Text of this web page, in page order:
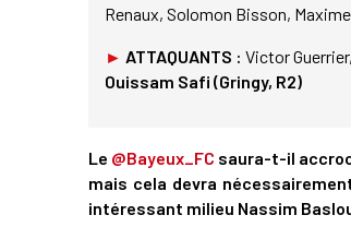
Renaux, Solomon Bisson,
► ATTAQUANTS : Victor
Ouissam Safi (Gringy, R2)
Le @Bayeux_FC saura-t-il
mais cela devra
intéressant milieu Nassim